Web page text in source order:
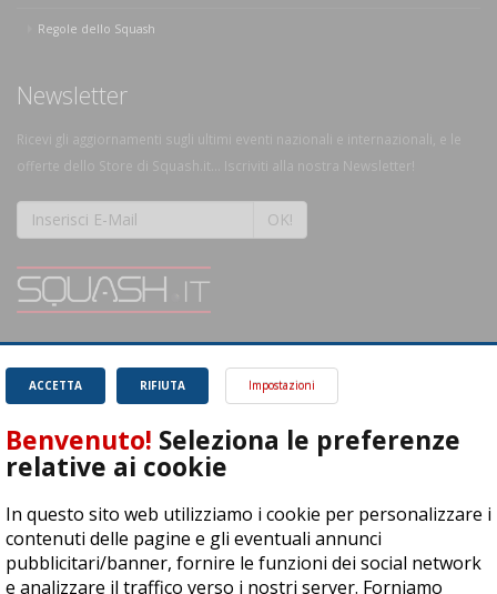
Regole dello Squash
Newsletter
Ricevi gli aggiornamenti sugli ultimi eventi nazionali e internazionali, e le
offerte dello Store di Squash.it... Iscriviti alla nostra Newsletter!
OK!
magnifico sport.
Leggi
RIFIUTA
ACCETTA Impostazioni
Benvenuto! Seleziona le preferenze
relative ai cookie
In questo sito web utilizziamo i cookie per personalizzare i
contenuti delle pagine e gli eventuali annunci
pubblicitari/banner, fornire le funzioni dei social network
e analizzare il traffico verso i nostri server. Forniamo
ASD Let's Sport - Via T. Olivelli 3, 25014 Castenedolo (BS) - P. Iva:
04278030988
© Copyright 2015 | All Rights Reserved - Powered byDynDevice